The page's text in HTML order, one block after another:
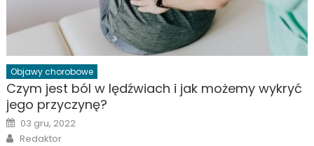
Objawy chorobowe
Czym jest ból w lędźwiach i jak możemy wykryć
jego przyczynę?
Posted
on
03 gru, 2022
Author
Redaktor